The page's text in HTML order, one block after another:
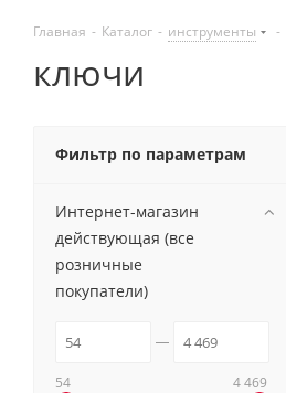
Главная - Каталог - инструменты -
ключи
Фильтр по параметрам
Интернет-магазин
действующая (все
розничные
покупатели)
54 4 469